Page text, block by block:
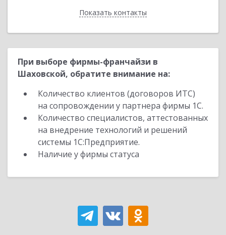
Показать контакты
Назад
При выборе фирмы-франчайзи в
Шаховской, обратите внимание на:
Количество клиентов (договоров ИТС)
на сопровождении у партнера фирмы 1С.
Количество специалистов, аттестованных
на внедрение технологий и решений
системы 1С:Предприятие.
Наличие у фирмы статуса